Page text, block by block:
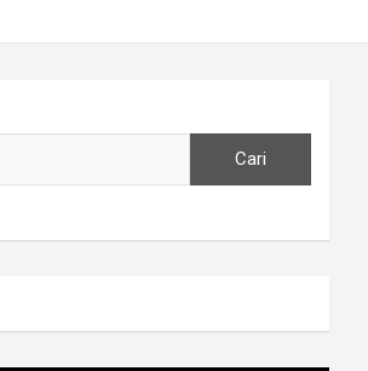
Cari